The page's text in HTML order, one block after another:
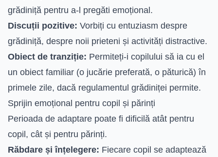
grădiniță pentru a-l pregăti emoțional.
Discuții pozitive: Vorbiți cu entuziasm despre
grădiniță, despre noii prieteni și activități distractive.
Obiect de tranziție: Permiteți-i copilului să ia cu el
un obiect familiar (o jucărie preferată, o păturică) în
primele zile, dacă regulamentul grădiniței permite.
Sprijin emoțional pentru copil și părinți
Perioada de adaptare poate fi dificilă atât pentru
copil, cât și pentru părinți.
Răbdare și înțelegere: Fiecare copil se adaptează